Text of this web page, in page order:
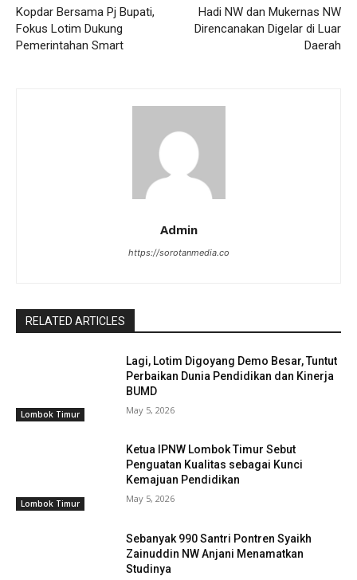
Kopdar Bersama Pj Bupati,
Fokus Lotim Dukung
Pemerintahan Smart
Hadi NW dan Mukernas NW
Direncanakan Digelar di Luar
Daerah
Admin
https://sorotanmedia.co
RELATED ARTICLES
Lombok Timur
Lagi, Lotim Digoyang Demo Besar, Tuntut
Perbaikan Dunia Pendidikan dan Kinerja
BUMD
May 5, 2026
Lombok Timur
Ketua IPNW Lombok Timur Sebut
Penguatan Kualitas sebagai Kunci
Kemajuan Pendidikan
May 5, 2026
Sebanyak 990 Santri Pontren Syaikh
Zainuddin NW Anjani Menamatkan
Studinya